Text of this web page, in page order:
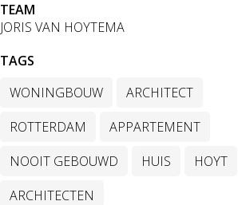
TEAM
JORIS VAN HOYTEMA
TAGS
WONINGBOUW
ARCHITECT
ROTTERDAM
APPARTEMENT
NOOIT GEBOUWD
HUIS
HOYT
ARCHITECTEN